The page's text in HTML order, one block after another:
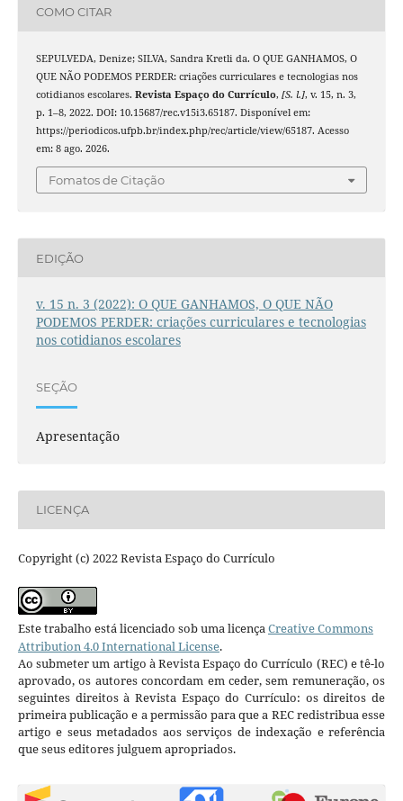
COMO CITAR
SEPULVEDA, Denize; SILVA, Sandra Kretli da. O QUE GANHAMOS, O
QUE NÃO PODEMOS PERDER: criações curriculares e tecnologias nos
cotidianos escolares. Revista Espaço do Currículo, [S. l.], v. 15, n. 3,
p. 1–8, 2022. DOI: 10.15687/rec.v15i3.65187. Disponível em:
https://periodicos.ufpb.br/index.php/rec/article/view/65187. Acesso
em: 8 ago. 2026.
Fomatos de Citação
EDIÇÃO
v. 15 n. 3 (2022): O QUE GANHAMOS, O QUE NÃO
PODEMOS PERDER: criações curriculares e tecnologias
nos cotidianos escolares
SEÇÃO
Apresentação
LICENÇA
Copyright (c) 2022 Revista Espaço do Currículo
Este trabalho está licenciado sob uma licença Creative Commons
Attribution 4.0 International License.
Ao submeter um artigo à Revista Espaço do Currículo (REC) e tê-lo
aprovado, os autores concordam em ceder, sem remuneração, os
seguintes direitos à Revista Espaço do Currículo: os direitos de
primeira publicação e a permissão para que a REC redistribua esse
artigo e seus metadados aos serviços de indexação e referência
que seus editores julguem apropriados.